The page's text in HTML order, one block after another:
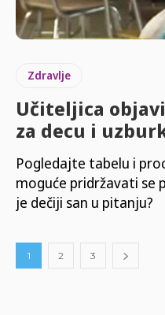
Zdravlje
Učiteljica
za decu i
Pogledajte tabelu i
moguće pridržavati se
je dečiji san u pitanju?
1 2 3